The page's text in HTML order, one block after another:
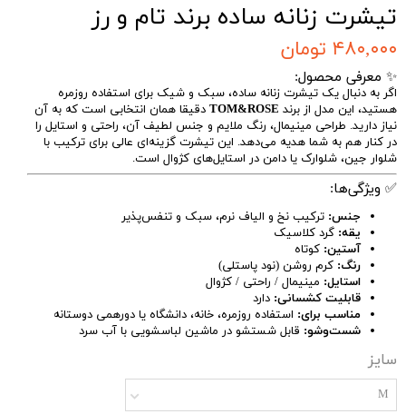
تیشرت زنانه ساده برند تام و رز
۴۸۰,۰۰۰ تومان
✨ معرفی محصول:
اگر به دنبال یک تیشرت زنانه ساده، سبک و شیک برای استفاده روزمره
هستید، این مدل از برند TOM&ROSE دقیقا همان انتخابی است که به آن
نیاز دارید. طراحی مینیمال، رنگ ملایم و جنس لطیف آن، راحتی و استایل را
در کنار هم به شما هدیه می‌دهد. این تیشرت گزینه‌ای عالی برای ترکیب با
شلوار جین، شلوارک یا دامن در استایل‌های کژوال است.
✅ ویژگی‌ها:
جنس: ترکیب نخ و الیاف نرم، سبک و تنفس‌پذیر
یقه: گرد کلاسیک
آستین: کوتاه
رنگ: کرم روشن (نود پاستلی)
استایل: مینیمال / راحتی / کژوال
قابلیت کشسانی: دارد
مناسب برای: استفاده روزمره، خانه، دانشگاه یا دورهمی دوستانه
شست‌وشو: قابل شستشو در ماشین لباسشویی با آب سرد
سایز
M